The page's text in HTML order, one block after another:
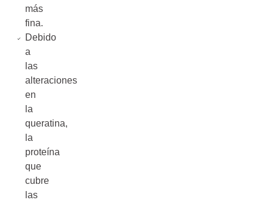
más
fina.
Debido
a
las
alteraciones
en
la
queratina,
la
proteína
que
cubre
las